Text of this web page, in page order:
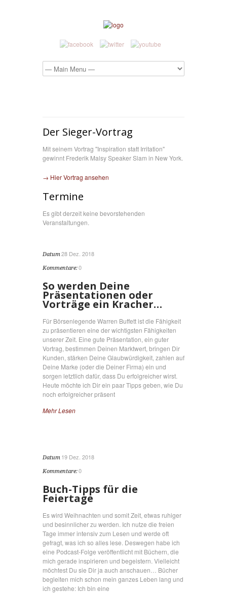
Der Sieger-Vortrag
Mit seinem Vortrag "Inspiration statt Irritation"
gewinnt Frederik Malsy Speaker Slam in New York.
→ Hier Vortrag ansehen
Termine
Es gibt derzeit keine bevorstehenden
Veranstaltungen.
Datum28 Dez. 2018
Kommentare:0
So werden Deine
Präsentationen oder
Vorträge ein Kracher…
Für Börsenlegende Warren Buffett ist die Fähigkeit
zu präsentieren eine der wichtigsten Fähigkeiten
unserer Zeit. Eine gute Präsentation, ein guter
Vortrag, bestimmen Deinen Marktwert, bringen Dir
Kunden, stärken Deine Glaubwürdigkeit, zahlen auf
Deine Marke (oder die Deiner Firma) ein und
sorgen letztlich dafür, dass Du erfolgreicher wirst.
Heute möchte ich Dir ein paar Tipps geben, wie Du
noch erfolgreicher präsent
Mehr Lesen
Datum 19 Dez. 2018
Kommentare:0
Buch-Tipps für die
Feiertage
Es wird Weihnachten und somit Zeit, etwas ruhiger
und besinnlicher zu werden. Ich nutze die freien
Tage immer intensiv zum Lesen und werde oft
gefragt, was ich so alles lese. Deswegen habe ich
eine Podcast-Folge veröffentlicht mit Büchern, die
mich gerade inspirieren und begeistern. Vielleicht
möchtest Du sie Dir ja auch anschauen… Bücher
begleiten mich schon mein ganzes Leben lang und
ich gestehe: Ich bin eine